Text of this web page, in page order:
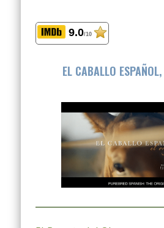
9.0/10
EL CABALLO